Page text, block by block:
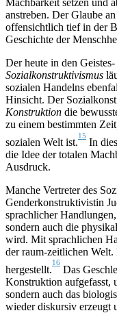
Machbarkeit setzen und
anstreben. Der Glaube
offensichtlich tief in der
Geschichte der
Der heute in den
Sozialkonstruktivismus
sozialen Handelns
Hinsicht. Der
Konstruktion die
zu einem bestimmten
sozialen Welt ist.
15
In
die Idee der totalen
Ausdruck.
Manche Vertreter des
Genderkonstruktivistin
sprachlicher
sondern auch die
wird. Mit sprachlichen
der raum-zeitlichen
hergestellt.
16
Das
Konstruktion aufgefasst,
sondern auch das
wieder diskursiv erzeugt